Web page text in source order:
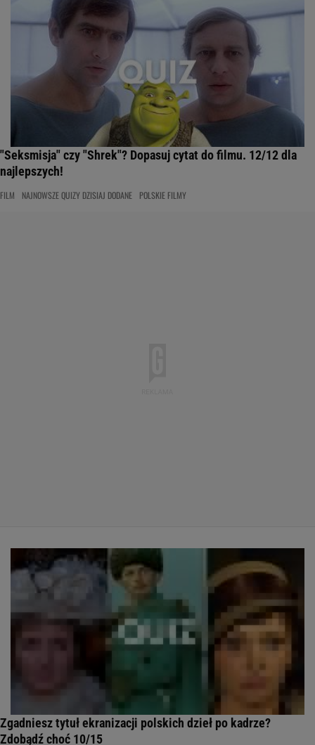
"Seksmisja" czy "Shrek"? Dopasuj cytat do filmu. 12/12 dla
najlepszych!
FILM NAJNOWSZE QUIZY DZISIAJ DODANE POLSKIE FILMY
Zgadniesz tytuł ekranizacji polskich dzieł po kadrze?
Zdobądź choć 10/15